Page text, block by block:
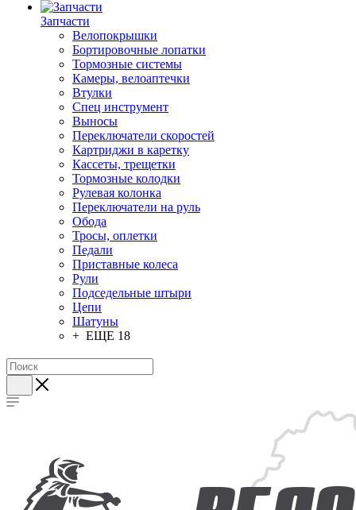
Запчасти
Велопокрышки
Бортировочные лопатки
Тормозные системы
Камеры, велоаптечки
Втулки
Спец инструмент
Выносы
Переключатели скоростей
Картриджи в каретку
Кассеты, трещетки
Тормозные колодки
Рулевая колонка
Переключатели на руль
Обода
Тросы, оплетки
Педали
Приставные колеса
Рули
Подседельные штыри
Цепи
Шатуны
+ ЕЩЕ 18